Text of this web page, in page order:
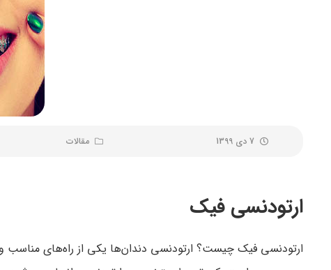
7 دی 1399 مقالات
ارتودنسی فیک
ارتودنسی فیک چیست؟ ارتودنسی دندان‌ها یکی از راه‌های مناسب